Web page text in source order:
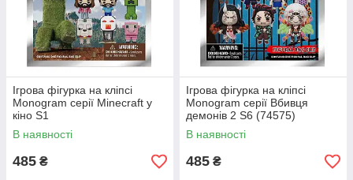
Ігрова фігурка на кліпсі
Monogram серії Minecraft у
кіно S1
В наявності
485 ₴
Ігрова фігурка на кліпсі
Monogram серії Вбивця
демонів 2 S6 (74575)
В наявності
485 ₴